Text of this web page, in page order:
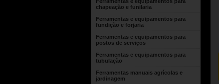
chapeação e funilaria
Ferramentas e equipamentos para
fundição e forjaria
Ferramentas e equipamentos para
postos de serviços
Ferramentas e equipamentos para
tubulação
Ferramentas manuais agrícolas e
jardinagem